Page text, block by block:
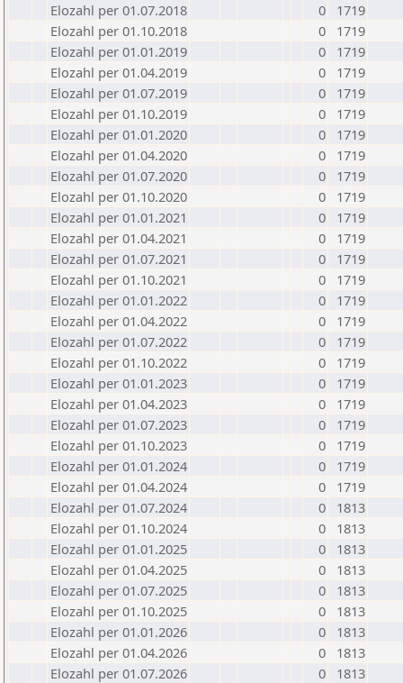
Elozahl per 01.07.2018
0
1719
Elozahl per 01.10.2018
0
1719
Elozahl per 01.01.2019
0
1719
Elozahl per 01.04.2019
0
1719
Elozahl per 01.07.2019
0
1719
Elozahl per 01.10.2019
0
1719
Elozahl per 01.01.2020
0
1719
Elozahl per 01.04.2020
0
1719
Elozahl per 01.07.2020
0
1719
Elozahl per 01.10.2020
0
1719
Elozahl per 01.01.2021
0
1719
Elozahl per 01.04.2021
0
1719
Elozahl per 01.07.2021
0
1719
Elozahl per 01.10.2021
0
1719
Elozahl per 01.01.2022
0
1719
Elozahl per 01.04.2022
0
1719
Elozahl per 01.07.2022
0
1719
Elozahl per 01.10.2022
0
1719
Elozahl per 01.01.2023
0
1719
Elozahl per 01.04.2023
0
1719
Elozahl per 01.07.2023
0
1719
Elozahl per 01.10.2023
0
1719
Elozahl per 01.01.2024
0
1719
Elozahl per 01.04.2024
0
1719
Elozahl per 01.07.2024
0
1813
Elozahl per 01.10.2024
0
1813
Elozahl per 01.01.2025
0
1813
Elozahl per 01.04.2025
0
1813
Elozahl per 01.07.2025
0
1813
Elozahl per 01.10.2025
0
1813
Elozahl per 01.01.2026
0
1813
Elozahl per 01.04.2026
0
1813
Elozahl per 01.07.2026
0
1813